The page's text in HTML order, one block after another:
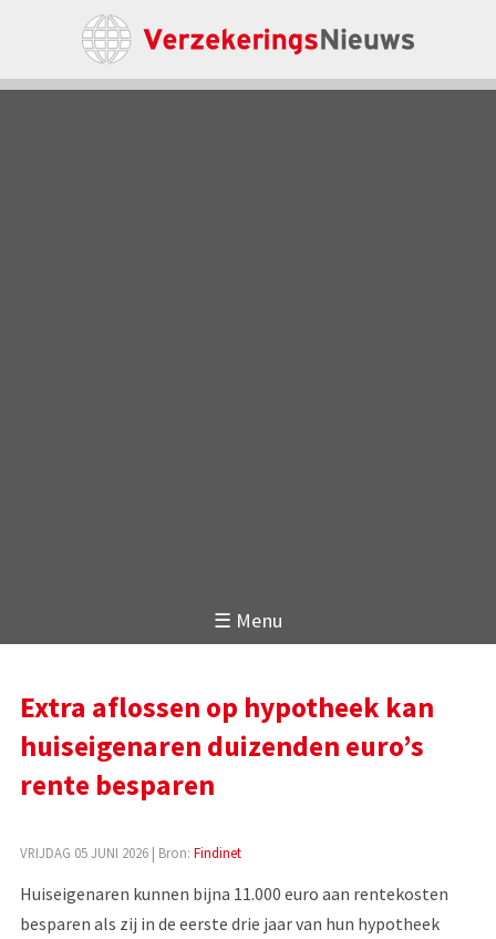
☰ Menu
Extra aflossen op hypotheek kan
huiseigenaren duizenden euro’s
rente besparen
VRIJDAG 05 JUNI 2026| Bron: Findinet
Huiseigenaren kunnen bijna 11.000 euro aan rentekosten
besparen als zij in de eerste drie jaar van hun hypotheek